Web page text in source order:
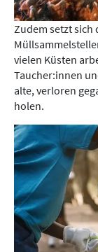
Zudem setzt sich
vielen Küsten
Taucher:innen
alte, verloren
holen.